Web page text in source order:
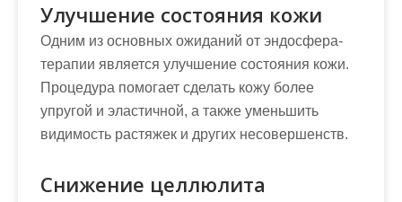
Улучшение состояния кожи
Одним из основных ожиданий от эндосфера-
терапии является улучшение состояния кожи.
Процедура помогает сделать кожу более
упругой и эластичной, а также уменьшить
видимость растяжек и других несовершенств.
Снижение целлюлита